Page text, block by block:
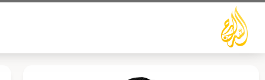
تخطي
المحتوى